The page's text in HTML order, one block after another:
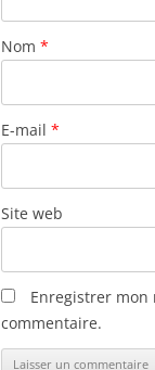
Nom *
E-mail *
Site web
Enregistrer
commentaire.